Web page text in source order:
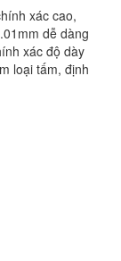
xác cao,
dễ dàng
xác độ dày
loại tấm, định